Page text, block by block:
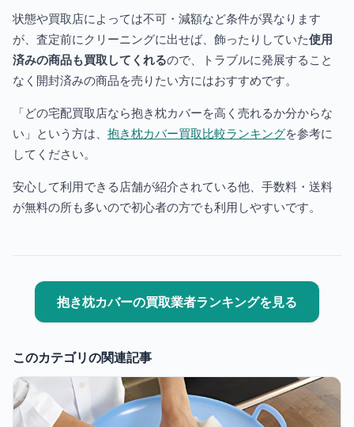
状態や買取店によっては不可・減額など条件が異なります
が、査定前にクリーニングに出せば、飾ったりしていた使用
済みの商品も買取してくれるので、トラブルに発展すること
なく開封済みの商品を売りたい方にはおすすめです。
「どの宅配買取店なら抱き枕カバーを高く売れるか分からな
い」という方は、 抱き枕カバー買取比較ランキングを参考に
してください。
安心して利用できる店舗が紹介されている他、手数料・送料
が無料の所も多いので初心者の方でも利用しやすいです。
抱き枕カバーの買取業者ランキングを見る
このカテゴリの関連記事